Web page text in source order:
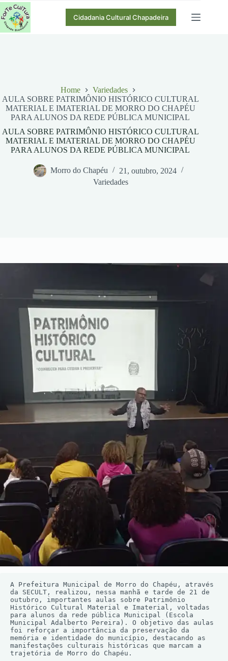
Pular
para
o
conteúdo
Cidadania Cultural Chapadeira
Home
Variedades
AULA SOBRE PATRIMÔNIO HISTÓRICO CULTURAL
MATERIAL E IMATERIAL DE MORRO DO CHAPÉU
PARA ALUNOS DA REDE PÚBLICA MUNICIPAL
AULA SOBRE PATRIMÔNIO HISTÓRICO CULTURAL
MATERIAL E IMATERIAL DE MORRO DO CHAPÉU
PARA ALUNOS DA REDE PÚBLICA MUNICIPAL
Morro do Chapéu
21, outubro, 2024
Variedades
A Prefeitura Municipal de Morro do Chapéu, através
da SECULT, realizou, nessa manhã e tarde de 21 de
outubro, importantes aulas sobre Patrimônio
Histórico Cultural Material e Imaterial, voltadas
para alunos da rede pública Municipal (Escola
Municipal Adalberto Pereira). O objetivo das aulas
foi reforçar a importância da preservação da
memória e identidade do município, destacando as
manifestações culturais históricas que marcam a
trajetória de Morro do Chapéu.